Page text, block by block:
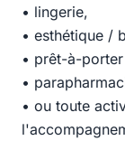
• lingerie,
• esthétique /
• prêt-à-
•
• ou toute